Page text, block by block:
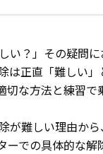
い？」その疑問
は正直「難しい
切な方法と練習で
が難しい理由か
での具体的な解